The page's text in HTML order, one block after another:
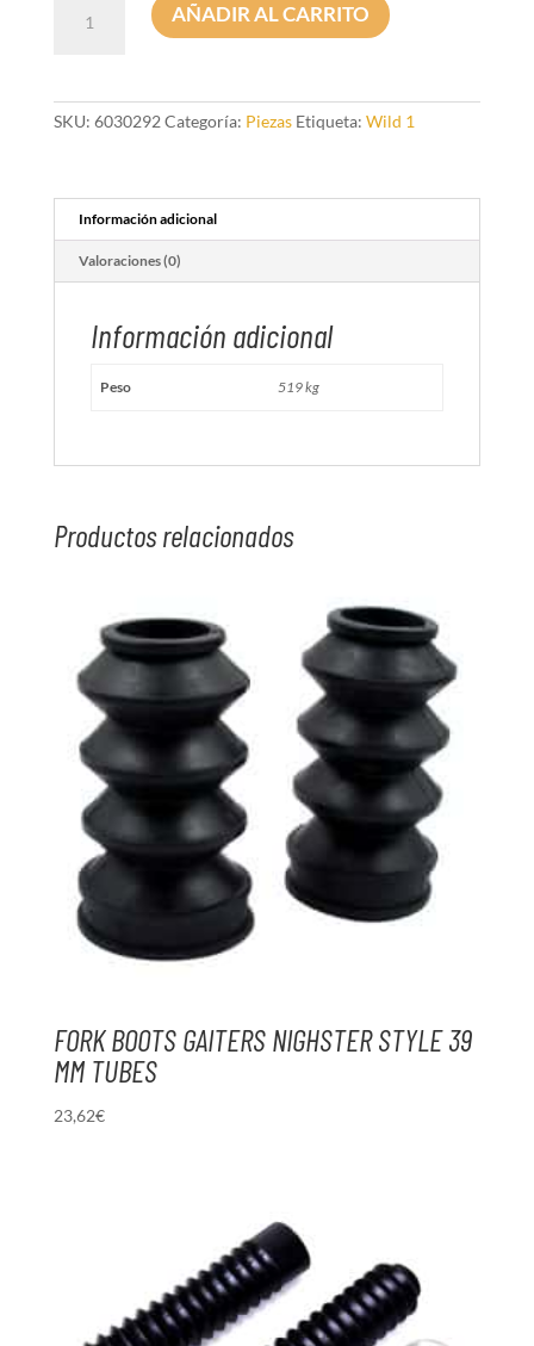
H/BAR
AÑADIR AL CARRITO
SKU: 6030292 Categoría: Piezas Etiqueta: Wild 1
Información adicional
Valoraciones (0)
Información adicional
Peso 519 kg
Productos relacionados
FORK BOOTS GAITERS NIGHSTER STYLE 39
MM TUBES
23,62€